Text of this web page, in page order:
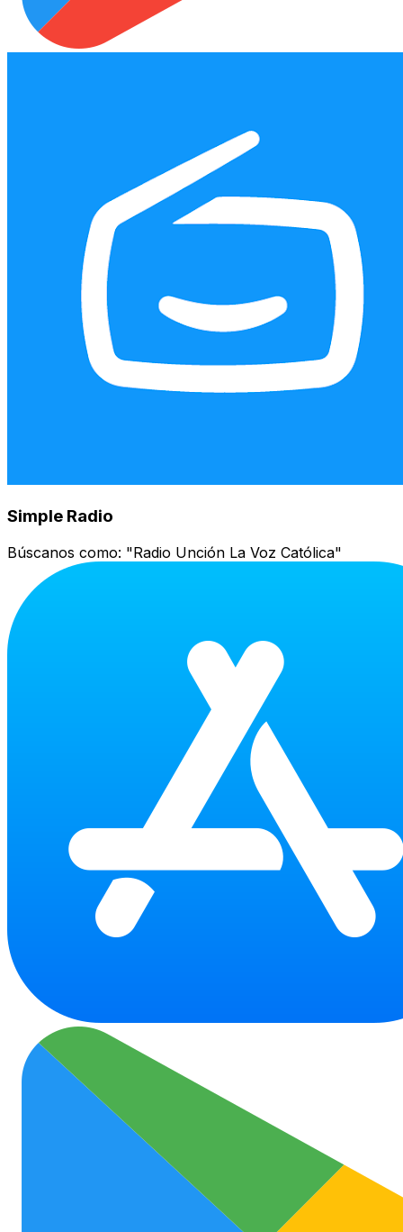
Simple Radio
Búscanos como: "Radio Unción La Voz Católica"